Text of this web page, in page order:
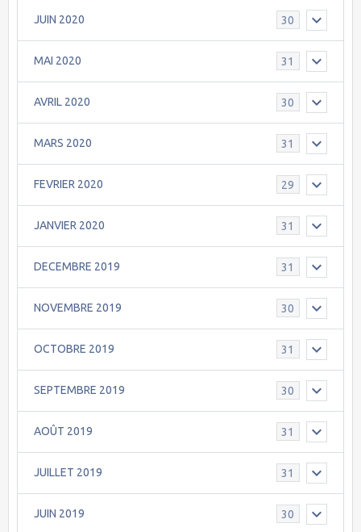
JUIN 2020 30
MAI 2020 31
AVRIL 2020 30
MARS 2020 31
FEVRIER 2020 29
JANVIER 2020 31
DECEMBRE 2019 31
NOVEMBRE 2019 30
OCTOBRE 2019 31
SEPTEMBRE 2019 30
AOÛT 2019 31
JUILLET 2019 31
JUIN 2019 30